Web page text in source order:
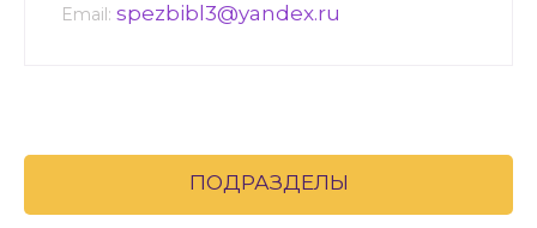
Email: spezbibl3@yandex.ru
ПОДРАЗДЕЛЫ